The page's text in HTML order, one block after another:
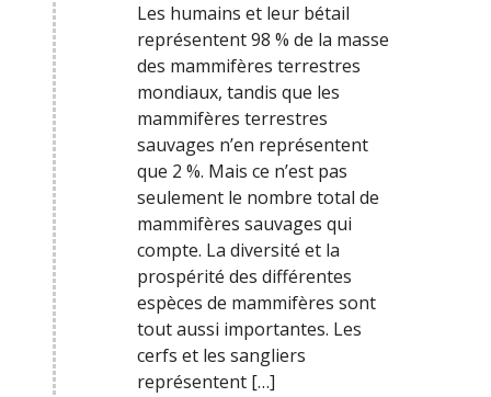
Les humains et leur bétail
représentent 98 % de la masse
des mammifères terrestres
mondiaux, tandis que les
mammifères terrestres
sauvages n’en représentent
que 2 %. Mais ce n’est pas
seulement le nombre total de
mammifères sauvages qui
compte. La diversité et la
prospérité des différentes
espèces de mammifères sont
tout aussi importantes. Les
cerfs et les sangliers
représentent […]